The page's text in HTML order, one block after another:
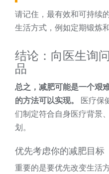
请记住，最有效和可持续
生活方式，例如定期锻炼
结论：向医生询
品
总之，减肥可能是一个艰
的方法可以实现。
医疗保
们制定符合自身医疗背景
划。
优先考虑你的减肥目标
重要的是要优先改变生活